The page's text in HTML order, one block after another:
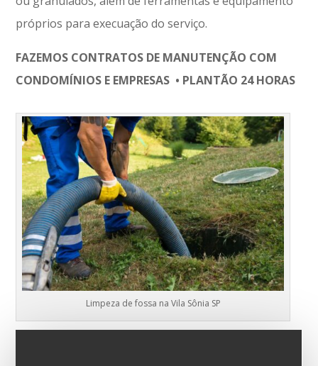
próprios para execuação do serviço.
FAZEMOS CONTRATOS DE MANUTENÇÃO COM
CONDOMÍNIOS E EMPRESAS • PLANTÃO 24 HORAS
Limpeza de fossa na Vila Sônia SP